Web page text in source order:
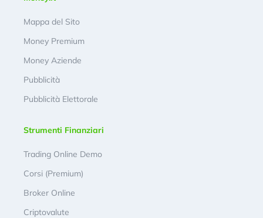
Mappa del Sito
Money Premium
Money Aziende
Pubblicità
Pubblicità Elettorale
Strumenti Finanziari
Trading Online Demo
Corsi (Premium)
Broker Online
Criptovalute